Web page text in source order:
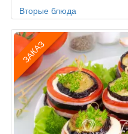
Вторые блюда
ЗАКАЗ